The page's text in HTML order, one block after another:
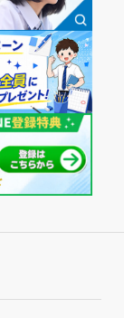
料金とは異なる可
い。
コミをもっと見る
さん入ってい
もも多くいい
ることもあっ
ーション等)
みが整えられ
う。ただ、そ
感じる。